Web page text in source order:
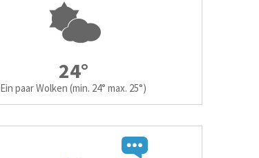
24°
Ein paar Wolken (min. 24° max. 25°)